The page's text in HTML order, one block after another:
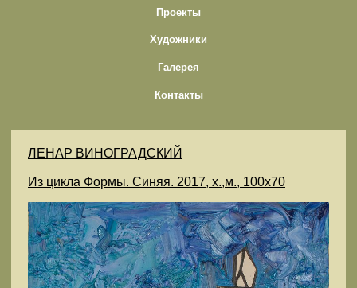
Проекты
Художники
Галерея
Контакты
ЛЕНАР ВИНОГРАДСКИЙ
Из цикла Формы. Синяя. 2017, х.,м., 100х70